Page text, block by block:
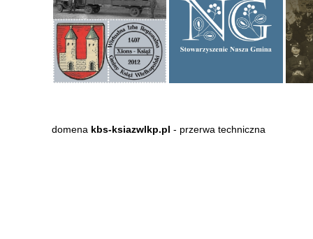
domena kbs-ksiazwlkp.pl - przerwa techniczna